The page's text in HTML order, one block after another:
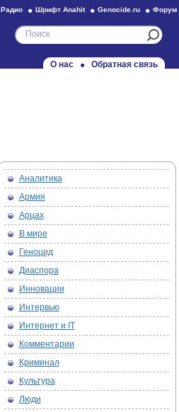
Радио Шрифт Anahit Genocide.ru Форум
О нас Обратная связь
Аналитика
Армия
Арцах
В мире
Геноцид
Диаспора
Инновации
Интервью
Интернет и IT
Комментарии
Криминал
Культура
Люди